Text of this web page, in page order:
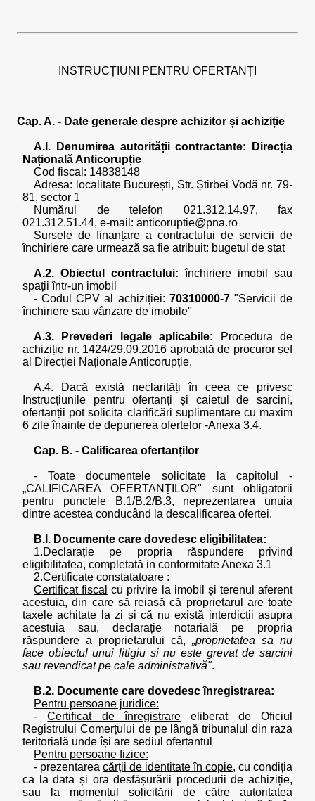
INSTRUCȚIUNI PENTRU OFERTANȚI
Cap. A. - Date generale despre achizitor și achiziție
A.l. Denumirea autorității contractante: Direcția
Națională Anticorupție
Cod fiscal: 14838148
Adresa: localitate București, Str. Știrbei Vodă nr. 79-
81, sector 1
Numărul de telefon 021.312.14.97, fax
021.312.51.44, e-mail: anticoruptie@pna.ro
Sursele de finanțare a contractului de servicii de
închiriere care urmează sa fie atribuit: bugetul de stat
A.2. Obiectul contractului: închiriere imobil sau
spații într-un imobil
- Codul CPV al achiziției: 70310000-7"Servicii de
închiriere sau vânzare de imobile"
A.3. Prevederi legale aplicabile: Procedura de
achiziție nr. 1424/29.09.2016 aprobată de procuror șef
al Direcției Naționale Anticorupție.
A.4. Dacă există neclarități în ceea ce privesc
Instrucțiunile pentru ofertanți și caietul de sarcini,
ofertanții pot solicita clarificări suplimentare cu maxim
6 zile înainte de depunerea ofertelor -Anexa 3.4.
Cap. B. - Calificarea ofertanților
- Toate documentele solicitate la capitolul -
„CALIFICAREA OFERTANȚILOR" sunt obligatorii
pentru punctele B.1/B.2/B.3, neprezentarea unuia
dintre acestea conducând la descalificarea ofertei.
B.l. Documente care dovedesc eligibilitatea:
1.Declarație pe propria răspundere privind
eligibilitatea, completată in conformitate Anexa 3.1
2.Certificate constatatoare :
Certificat fiscal cu privire la imobil și terenul aferent
acestuia, din care să reiasă că proprietarul are toate
taxele achitate la zi și că nu există interdicții asupra
acestuia sau, declarație notarială pe propria
răspundere a proprietarului că, „proprietatea sa nu
face obiectul unui litigiu și nu este grevat de sarcini
sau revendicat pe cale administrativă".
B.2. Documente care dovedesc înregistrarea:
Pentru persoane juridice:
-Certificat de înregistrare eliberat de Oficiul
Registrului Comerțului de pe lângă tribunalul din raza
teritorială unde își are sediul ofertantul
Pentru persoane fizice:
- prezentarea cărții de identitate în copie, cu condiția
ca la data și ora desfășurării procedurii de achiziție,
sau la momentul solicitării de către autoritatea